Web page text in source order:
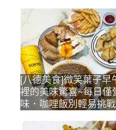
[八德美食]微笑葉子
裡的美味驚喜~每日僅
味．咖哩飯別輕易挑